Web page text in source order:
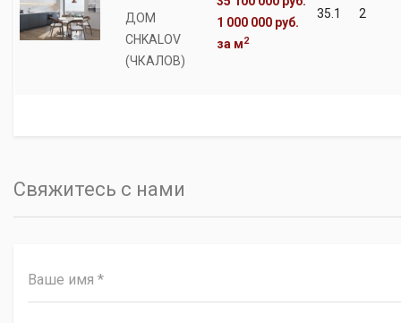
ДОМ
CHKALOV
(ЧКАЛОВ)
1 000 000 руб.
за м2
35.1 2
Свяжитесь с нами